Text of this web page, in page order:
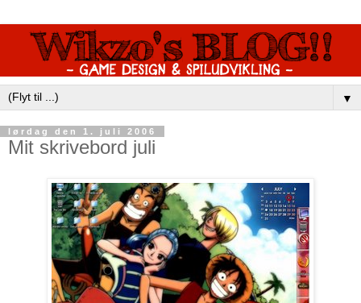
▼
lørdag den 1. juli 2006
Mit skrivebord juli